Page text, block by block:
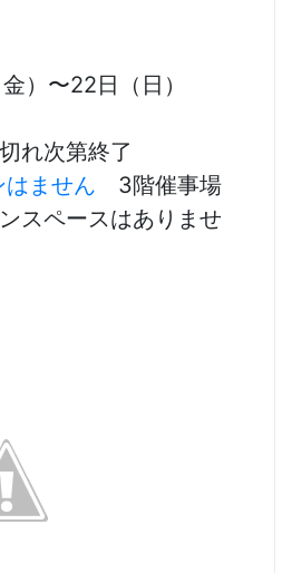
）〜22日（日）
次第終了
はません 3階催事場
ペースはありませ